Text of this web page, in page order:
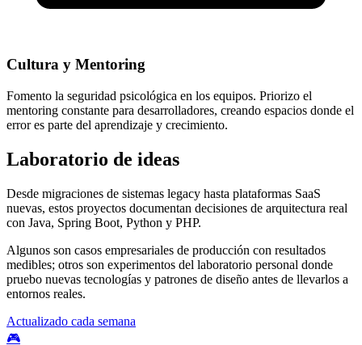
Cultura y Mentoring
Fomento la seguridad psicológica en los equipos. Priorizo el
mentoring constante para desarrolladores, creando espacios donde el
error es parte del aprendizaje y crecimiento.
Laboratorio de ideas
Desde migraciones de sistemas legacy hasta plataformas SaaS
nuevas, estos proyectos documentan decisiones de arquitectura real
con Java, Spring Boot, Python y PHP.
Algunos son casos empresariales de producción con resultados
medibles; otros son experimentos del laboratorio personal donde
pruebo nuevas tecnologías y patrones de diseño antes de llevarlos a
entornos reales.
Actualizado cada semana
🎮